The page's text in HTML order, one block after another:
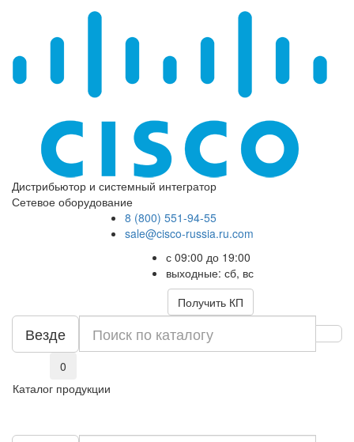
Дистрибьютор и системный интегратор
Сетевое оборудование
8 (800) 551-94-55
sale@cisco-russia.ru.com
с 09:00 до 19:00
выходные: сб, вс
Получить КП
Везде
0
Каталог продукции